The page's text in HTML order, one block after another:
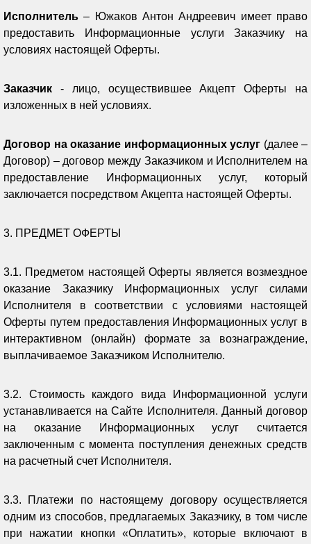
Исполнитель – Южаков Антон Андреевич имеет право
предоставить Информационные услуги Заказчику на
условиях настоящей Оферты.
Заказчик - лицо, осуществившее Акцепт Оферты на
изложенных в ней условиях.
Договор на оказание информационных услуг (далее –
Договор) – договор между Заказчиком и Исполнителем на
предоставление Информационных услуг, который
заключается посредством Акцепта настоящей Оферты.
3. ПРЕДМЕТ ОФЕРТЫ
3.1. Предметом настоящей Оферты является возмездное
оказание Заказчику Информационных услуг силами
Исполнителя в соответствии с условиями настоящей
Оферты путем предоставления Информационных услуг в
интерактивном (онлайн) формате за вознаграждение,
выплачиваемое Заказчиком Исполнителю.
3.2. Стоимость каждого вида Информационной услуги
устанавливается на Сайте Исполнителя. Данный договор
на оказание Информационных услуг считается
заключенным с момента поступления денежных средств
на расчетный счет Исполнителя.
3.3. Платежи по настоящему договору осуществляется
одним из способов, предлагаемых Заказчику, в том числе
при нажатии кнопки «Оплатить», которые включают в